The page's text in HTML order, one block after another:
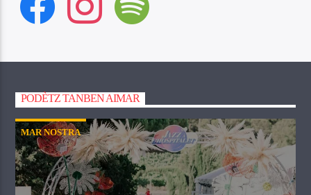
PODÈTZ TANBEN AIMAR
MAR NOSTRA